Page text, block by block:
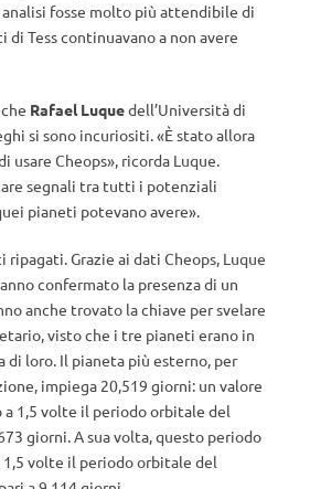
fosse molto più attendibile di
Tess continuavano a non avere
Rafael Luquedell’Università di
si sono incuriositi. «È stato allora
usare Cheops», ricorda Luque.
segnali tra tutti i potenziali
pianeti potevano avere».
ripagati. Grazie ai dati Cheops, Luque
confermato la presenza di un
anche trovato la chiave per svelare
visto che i tre pianeti erano in
di loro. Il pianeta più esterno, per
impiega 20,519 giorni: un valore
a 1,5 volte il periodo orbitale del
giorni. A sua volta, questo periodo
volte il periodo orbitale del